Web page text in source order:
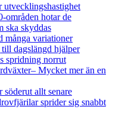
områden hotar de
ska skyddas
många variationer
till dagslängd hjälper
spridning norrut
Mycket mer än en
allt senare
sprider sig snabbt